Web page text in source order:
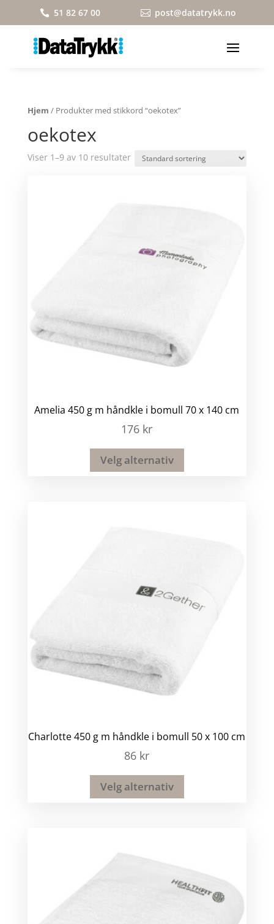
 51 82 67 00  post@datatrykk.no
Hjem / Produkter med stikkord “oekotex”
oekotex
Viser 1–9 av 10 resultater
Amelia 450 g m håndkle i bomull 70 x 140 cm
176 kr
Velg alternativ
Charlotte 450 g m håndkle i bomull 50 x 100 cm
86 kr
Velg alternativ